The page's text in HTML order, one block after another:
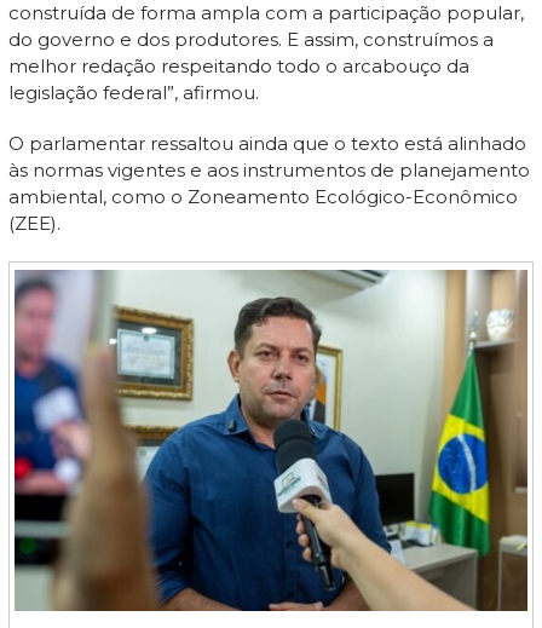
construída de forma ampla com a participação popular,
do governo e dos produtores. E assim, construímos a
melhor redação respeitando todo o arcabouço da
legislação federal”, afirmou.
O parlamentar ressaltou ainda que o texto está alinhado
às normas vigentes e aos instrumentos de planejamento
ambiental, como o Zoneamento Ecológico-Econômico
(ZEE).